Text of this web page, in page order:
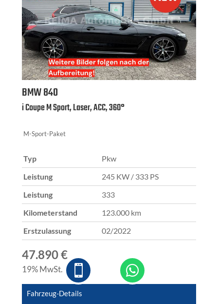
BMW840
i Coupe M Sport, Laser, ACC, 360°
M-Sport-Paket
Typ Pkw
Leistung 245 KW / 333 PS
Leistung 333
Kilometerstand 123.000 km
Erstzulassung 02/2022
47.890 €
19% MwSt.
Fahrzeug-Details
 